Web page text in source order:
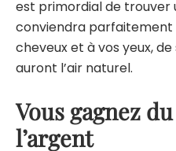
est primordial de trouver
conviendra parfaitement
cheveux et à vos yeux,
auront l’air naturel.
Vous gagnez
l’argent